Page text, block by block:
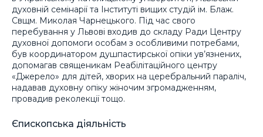
духовній семінарії та Інституті вищих студій ім. Блаж.
Свщм. Миколая Чарнецького. Під час свого
перебування у Львові входив до складу Ради Центру
духовної допомоги особам з особливими потребами,
був координатором душпастирської опіки ув’язнених,
допомагав священикам Реабілітаційного центру
«Джерело» для дітей, хворих на церебральний параліч,
надавав духовну опіку жіночим згромадженням,
провадив реколекції тощо.
Єпископська діяльність